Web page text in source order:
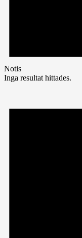
Notis
Inga resultat hittades.